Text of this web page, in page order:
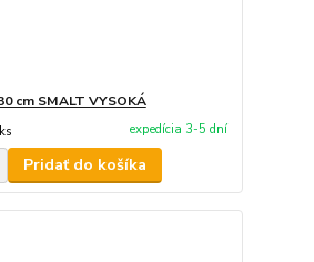
cm SMALT VYSOKÁ
expedícia 3-5 dní
Pridať do košíka